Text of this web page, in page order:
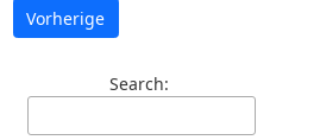
Vorherige
Search: